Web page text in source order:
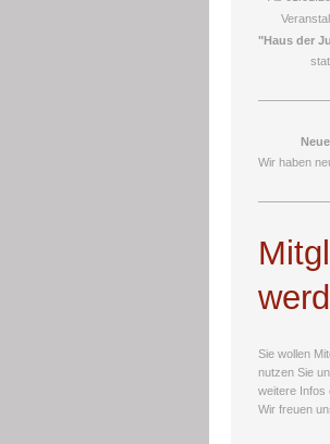
"Haus der
Neue
Wir haben
Sie wollen
nutzen Sie
weitere Infos
Wir freuen